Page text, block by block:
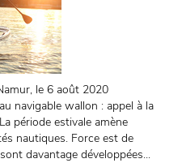
le 6 août 2020
navigable wallon : appel à la
période estivale amène
nautiques. Force est de
davantage développées...